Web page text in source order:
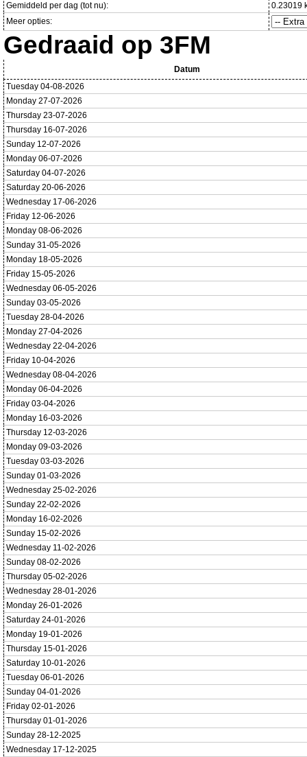
Gemiddeld per dag (tot nu):
0.23019
Meer opties:
Gedraaid op 3FM
Datum
Tuesday 04-08-2026
Monday 27-07-2026
Thursday 23-07-2026
Thursday 16-07-2026
Sunday 12-07-2026
Monday 06-07-2026
Saturday 04-07-2026
Saturday 20-06-2026
Wednesday 17-06-2026
Friday 12-06-2026
Monday 08-06-2026
Sunday 31-05-2026
Monday 18-05-2026
Friday 15-05-2026
Wednesday 06-05-2026
Sunday 03-05-2026
Tuesday 28-04-2026
Monday 27-04-2026
Wednesday 22-04-2026
Friday 10-04-2026
Wednesday 08-04-2026
Monday 06-04-2026
Friday 03-04-2026
Monday 16-03-2026
Thursday 12-03-2026
Monday 09-03-2026
Tuesday 03-03-2026
Sunday 01-03-2026
Wednesday 25-02-2026
Sunday 22-02-2026
Monday 16-02-2026
Sunday 15-02-2026
Wednesday 11-02-2026
Sunday 08-02-2026
Thursday 05-02-2026
Wednesday 28-01-2026
Monday 26-01-2026
Saturday 24-01-2026
Monday 19-01-2026
Thursday 15-01-2026
Saturday 10-01-2026
Tuesday 06-01-2026
Sunday 04-01-2026
Friday 02-01-2026
Thursday 01-01-2026
Sunday 28-12-2025
Wednesday 17-12-2025